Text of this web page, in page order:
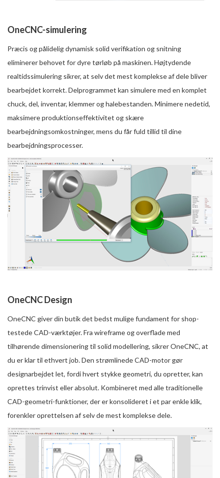
OneCNC-simulering
Præcis og pålidelig dynamisk solid verifikation og snitning
eliminerer behovet for dyre tørløb på maskinen. Højtydende
realtidssimulering sikrer, at selv det mest komplekse af dele bliver
bearbejdet korrekt. Delprogrammet kan simulere med en komplet
chuck, del, inventar, klemmer og halebestanden. Minimere nedetid,
maksimere produktionseffektivitet og skære
bearbejdningsomkostninger, mens du får fuld tillid til dine
bearbejdningsprocesser.
OneCNC Design
OneCNC giver din butik det bedst mulige fundament for shop-
testede CAD-værktøjer. Fra wireframe og overflade med
tilhørende dimensionering til solid modellering, sikrer OneCNC, at
du er klar til ethvert job. Den strømlinede CAD-motor gør
designarbejdet let, fordi hvert stykke geometri, du opretter, kan
oprettes trinvist eller absolut. Kombineret med alle traditionelle
CAD-geometri-funktioner, der er konsolideret i et par enkle klik,
forenkler oprettelsen af selv de mest komplekse dele.